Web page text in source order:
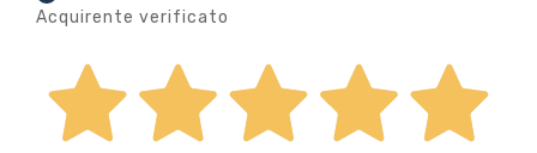
Acquirente verificato